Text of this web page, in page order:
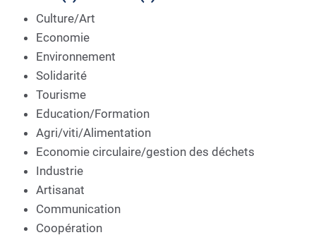
Culture/Art
Economie
Environnement
Solidarité
Tourisme
Education/Formation
Agri/viti/Alimentation
Economie circulaire/gestion des déchets
Industrie
Artisanat
Communication
Coopération